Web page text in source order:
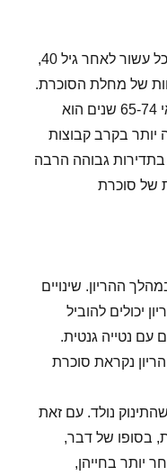
לגבי הגיל, הנתונים מראים כי עבור כל עשור לאחר גיל 40,
של מחלת הסוכרת.
השכיחות של סוכרת באנשים בגילאי 65-74 שנים הוא
סוג 2 גם שכיחה יותר בקרב קבוצות
גבוהה הרבה
של סוכרת
ההריון. שינויים
יכולים להוביל
נטייה גנטית.
נקראת סוכרת
נולד. עם זאת
בסופו של דבר,
בשלב מאוחר יותר בחייהן,